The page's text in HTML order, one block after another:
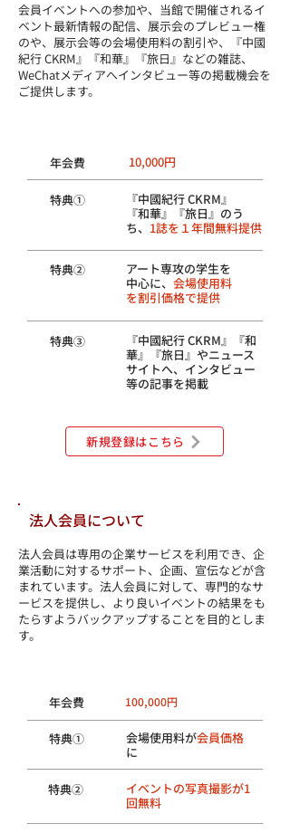
会員イベントへの参加や、当館で開催されるイ
ベント最新情報の配信、展示会のプレビュー権
のや、展示会等の会場使用料の割引や、『中國
紀行 CKRM』『和華』『旅日』などの雑誌、
WeChatメディアへインタビュー等の掲載機会を
ご提供します。
​年会費 10,000円
​特典①
『中國紀行 CKRM』
『和華』『旅日』のう
ち、 1誌を１年間無料提供
​特典②
アート専攻の学生を
中心に、 会場使用料
を割引価格で提供
​特典③ 『​中國紀行 CKRM』
『和
華』『旅日』やニュース
サイトへ、インタビュー
等の記事を掲載
新規登録はこちら
​法人会員について
法人会員は専用の企業サービスを利用でき、企
業活動に対するサポート、企画、宣伝などが含
まれています。法人会員に対して、専門的なサ
ービスを提供し、より良いイベントの結果をも
たらすようバックアップすることを目的としま
す。
​年会費 100,000円
​特典① 会場使用料が会員価格
に
​特典②
イベントの写真撮影が1
回無料